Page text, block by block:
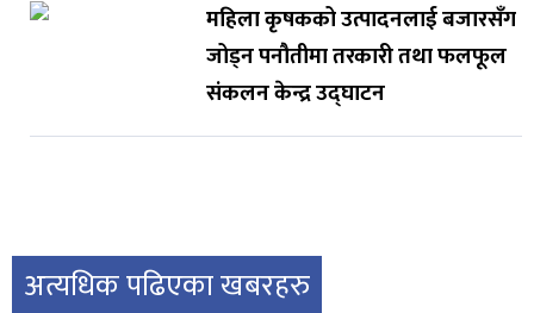
महिला कृषकको उत्पादनलाई बजारसँग
जोड्न पनौतीमा तरकारी तथा फलफूल
संकलन केन्द्र उद्घाटन
अत्यधिक पढिएका खबरहरु